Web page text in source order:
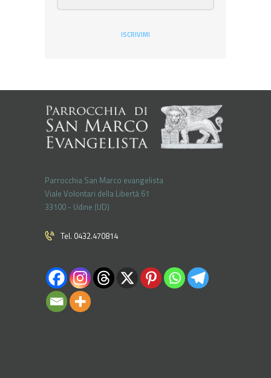
ISCRIVIMI
Parrocchia San Marco evangelista
Viale Volontari della Libertá 61
33100 - Udine (UD)
Tel. 0432.470814